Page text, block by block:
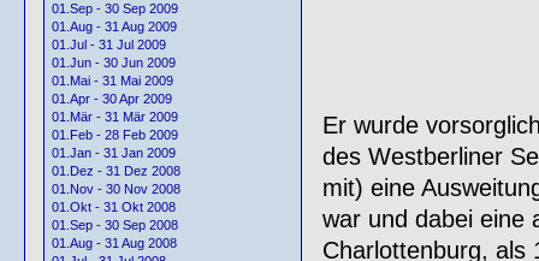
01.Sep - 30 Sep 2009
01.Aug - 31 Aug 2009
01.Jul - 31 Jul 2009
01.Jun - 30 Jun 2009
01.Mai - 31 Mai 2009
01.Apr - 30 Apr 2009
01.Mär - 31 Mär 2009
01.Feb - 28 Feb 2009
01.Jan - 31 Jan 2009
01.Dez - 31 Dez 2008
01.Nov - 30 Nov 2008
01.Okt - 31 Okt 2008
01.Sep - 30 Sep 2008
01.Aug - 31 Aug 2008
Er wurde
des Westberliner
mit) eine
war und dabei eine
Charlottenburg, als